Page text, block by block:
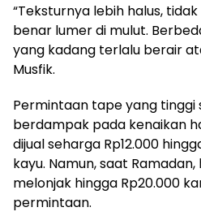
“Teksturnya lebih halus,
benar lumer di mulut.
yang kadang terlalu berair
Musfik.
Permintaan tape yang tinggi
berdampak pada kenaikan
dijual seharga Rp12.000
kayu. Namun, saat
melonjak hingga Rp20.000
permintaan.